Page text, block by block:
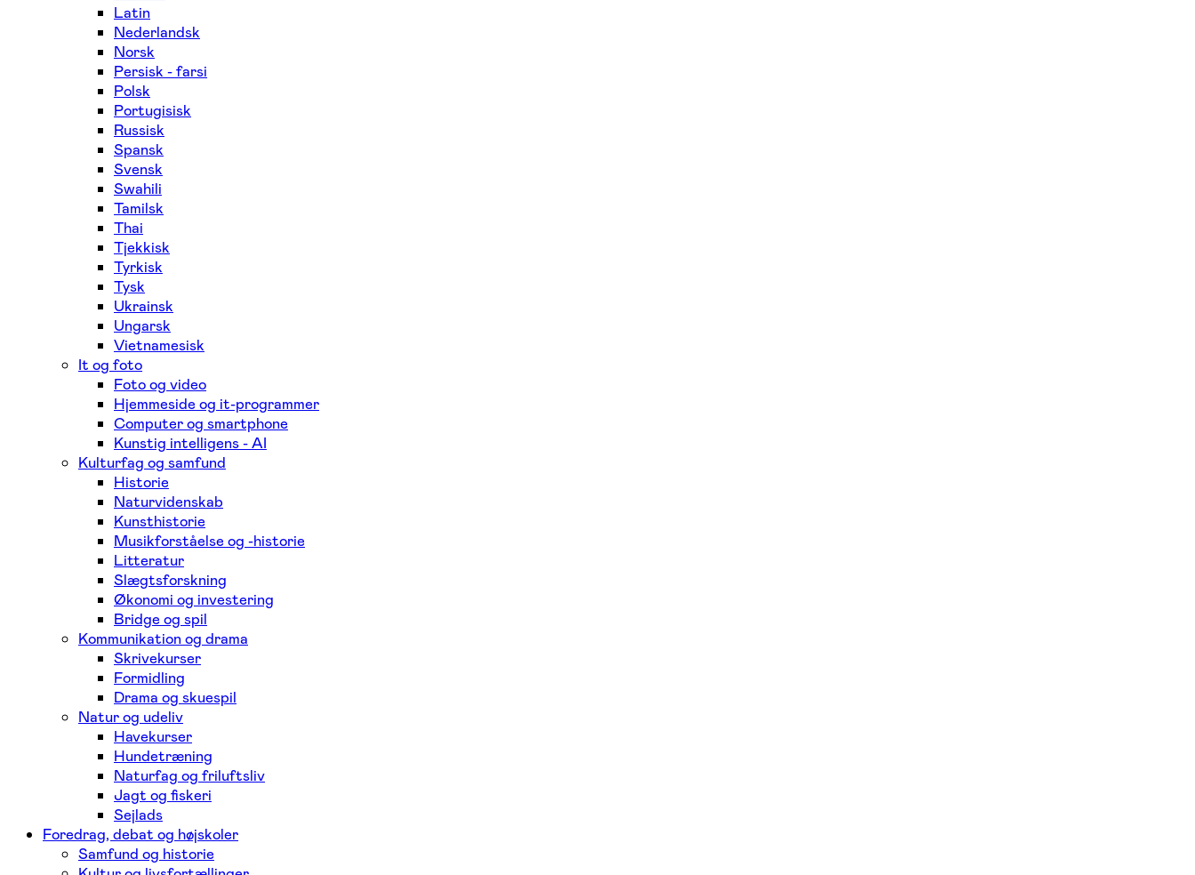
Latin
Nederlandsk
Norsk
Persisk - farsi
Polsk
Portugisisk
Russisk
Spansk
Svensk
Swahili
Tamilsk
Thai
Tjekkisk
Tyrkisk
Tysk
Ukrainsk
Ungarsk
Vietnamesisk
It og foto
Foto og video
Hjemmeside og it-programmer
Computer og smartphone
Kunstig intelligens - AI
Kulturfag og samfund
Historie
Naturvidenskab
Kunsthistorie
Musikforståelse og -historie
Litteratur
Slægtsforskning
Økonomi og investering
Bridge og spil
Kommunikation og drama
Skrivekurser
Formidling
Drama og skuespil
Natur og udeliv
Havekurser
Hundetræning
Naturfag og friluftsliv
Jagt og fiskeri
Sejlads
Foredrag, debat og højskoler
Samfund og historie